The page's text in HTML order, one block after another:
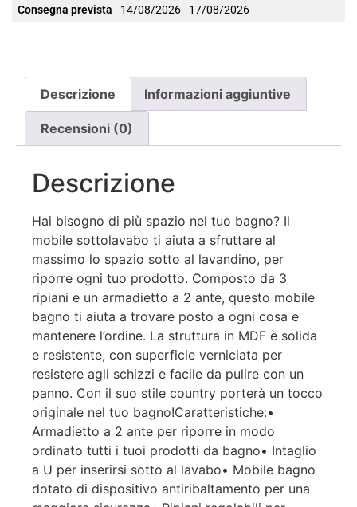
Consegna prevista 14/08/2026 - 17/08/2026
Descrizione Informazioni aggiuntive
Recensioni (0)
Descrizione
Hai bisogno di più spazio nel tuo bagno? Il
mobile sottolavabo ti aiuta a sfruttare al
massimo lo spazio sotto al lavandino, per
riporre ogni tuo prodotto. Composto da 3
ripiani e un armadietto a 2 ante, questo mobile
bagno ti aiuta a trovare posto a ogni cosa e
mantenere l’ordine. La struttura in MDF è solida
e resistente, con superficie verniciata per
resistere agli schizzi e facile da pulire con un
panno. Con il suo stile country porterà un tocco
originale nel tuo bagno!Caratteristiche:•
Armadietto a 2 ante per riporre in modo
ordinato tutti i tuoi prodotti da bagno• Intaglio
a U per inserirsi sotto al lavabo• Mobile bagno
dotato di dispositivo antiribaltamento per una